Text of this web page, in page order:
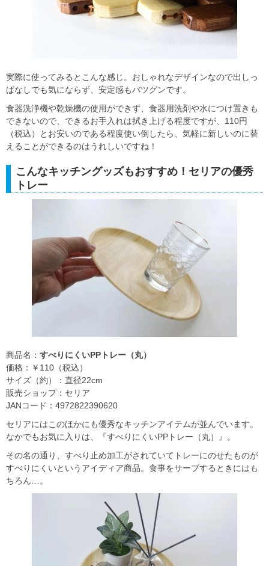
実際に使ってみるとこんな感じ。おしゃれなデザインなので出しっ
ぱなしでも気にならず、安定感もバツグンです。
食器洗浄機や乾燥機の使用ができず、食器用洗剤や水につけ置きも
できないので、できるお手入れは拭き上げる程度ですが、110円
（税込）とお安いのである程度使い倒したら、気軽に新しいのに替
えることができるのはうれしいですね！
こんなキッチングッズもおすすめ！セリアの優秀
トレー
商品名： すべりにくいPPトレー（丸）
価格：￥110（税込）
サイズ（約）：直径22cm
販売ショップ：セリア
JANコード：4972822390620
セリアにはこのほかにも優秀なキッチンアイテムが並んでいます。
なかでもお気に入りは、『すべりにくいPPトレー（丸）』。
その名の通り、すべり止め加工がされていてトレーにのせたものが
すべりにくいというアイディア商品。食事をサーブするときにはも
ちろん…。